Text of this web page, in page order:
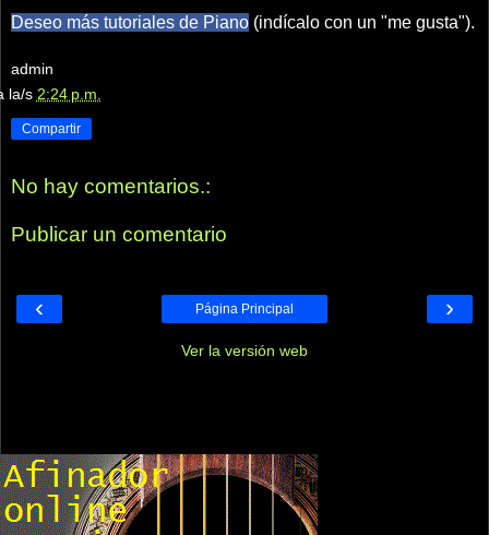
Deseo más tutoriales de Piano (indícalo con un "me gusta").
admin
la/s 2:24 p.m.
Compartir
No hay comentarios.:
Publicar un comentario
‹ ›
Página Principal
Ver la versión web